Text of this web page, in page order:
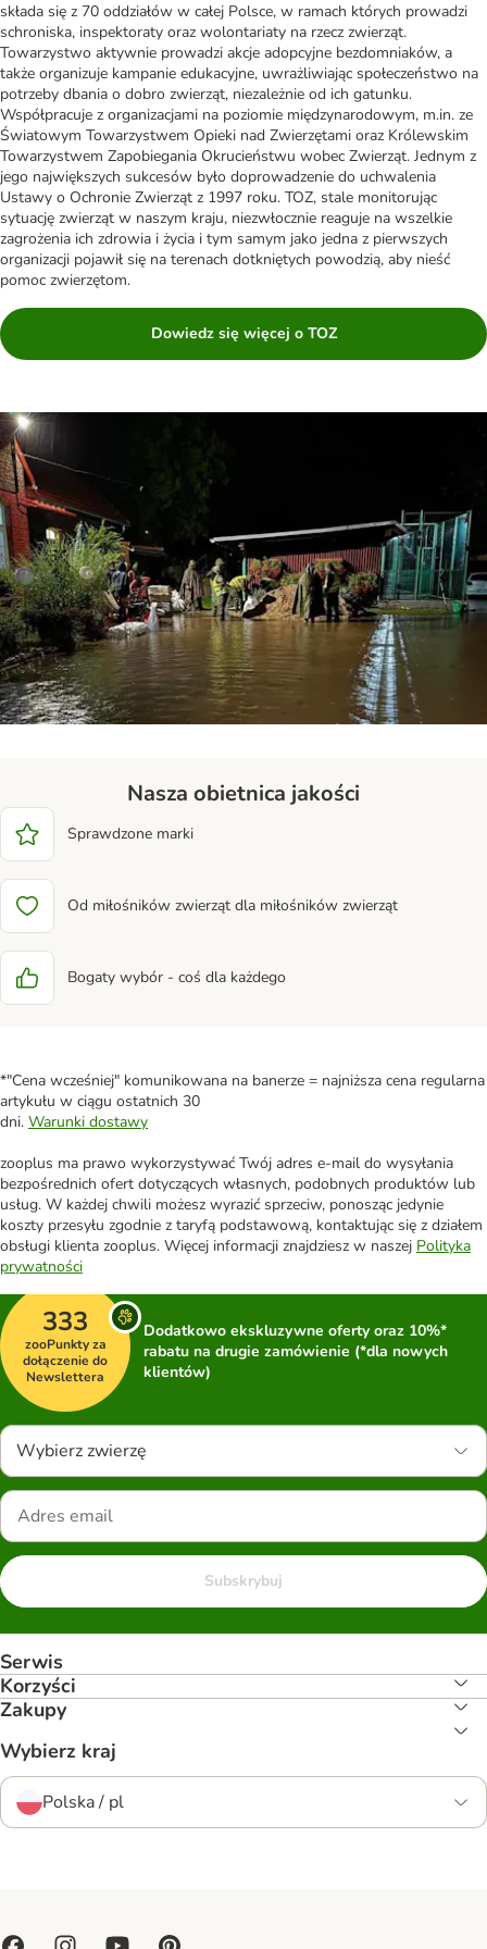
składa się z 70 oddziałów w całej Polsce, w ramach których prowadzi
schroniska, inspektoraty oraz wolontariaty na rzecz zwierząt.
Towarzystwo aktywnie prowadzi akcje adopcyjne bezdomniaków, a
także organizuje kampanie edukacyjne, uwrażliwiając społeczeństwo na
potrzeby dbania o dobro zwierząt, niezależnie od ich gatunku.
Współpracuje z organizacjami na poziomie międzynarodowym, m.in. ze
Światowym Towarzystwem Opieki nad Zwierzętami oraz Królewskim
Towarzystwem Zapobiegania Okrucieństwu wobec Zwierząt. Jednym z
jego największych sukcesów było doprowadzenie do uchwalenia
Ustawy o Ochronie Zwierząt z 1997 roku. TOZ, stale monitorując
sytuację zwierząt w naszym kraju, niezwłocznie reaguje na wszelkie
zagrożenia ich zdrowia i życia i tym samym jako jedna z pierwszych
organizacji pojawił się na terenach dotkniętych powodzią, aby nieść
pomoc zwierzętom.
Dowiedz się więcej o TOZ
Nasza obietnica jakości
Sprawdzone marki
Od miłośników zwierząt dla miłośników zwierząt
Bogaty wybór - coś dla każdego
*"Cena wcześniej" komunikowana na banerze = najniższa cena regularna
artykułu w ciągu ostatnich 30
dni. Warunki dostawy
zooplus ma prawo wykorzystywać Twój adres e-mail do wysyłania
bezpośrednich ofert dotyczących własnych, podobnych produktów lub
usług. W każdej chwili możesz wyrazić sprzeciw, ponosząc jedynie
koszty przesyłu zgodnie z taryfą podstawową, kontaktując się z działem
obsługi klienta zooplus. Więcej informacji znajdziesz w naszej Polityka
prywatności
333
zooPunkty za
dołączenie do
Newslettera
Dodatkowo ekskluzywne oferty oraz 10%*
rabatu na drugie zamówienie (*dla nowych
klientów)
Wybierz zwierzę
Subskrybuj
Serwis
Korzyści
Zakupy
Wybierz kraj
Polska / pl